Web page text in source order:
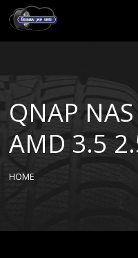
TIPI DI GOMME
MISURE GOMME
BLOG
QNAP
AMD 3.5
HOME